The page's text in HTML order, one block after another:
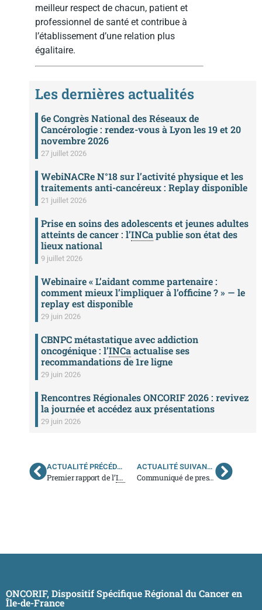
meilleur respect de chacun, patient et
professionnel de santé et contribue à
l’établissement d’une relation plus
égalitaire.
Les dernières actualités
6e Congrès National des Réseaux de
Cancérologie : rendez-vous à Lyon les 19 et 20
novembre 2026
27 juillet 2026
WebiNACRe N°18 sur l’activité physique et les
traitements anti-cancéreux : Replay disponible
21 juillet 2026
Prise en soins des adolescents et jeunes adultes
atteints de cancer : l’INCapublie son état des
lieux national
9 juillet 2026
Webinaire « L’aidant comme partenaire :
comment mieux l’impliquer à l’officine ? » — le
replay est disponible
29 juin 2026
CBNPC métastatique avec addiction
oncogénique : l’INCaactualise ses
recommandations de 1re ligne
29 juin 2026
Rencontres Régionales ONCORIF 2026 : revivez
la journée et accédez aux présentations
29 juin 2026
ACTUALITÉ PRÉCÉDENTE
Premier rapport de l’INCa sur la stratégie décennale de lutte
ACTUALITÉ SUIVANTE
Communiqué de presse INCa
ONCORIF, Dispositif Spécifique Régional du Cancer en
Île-de-France